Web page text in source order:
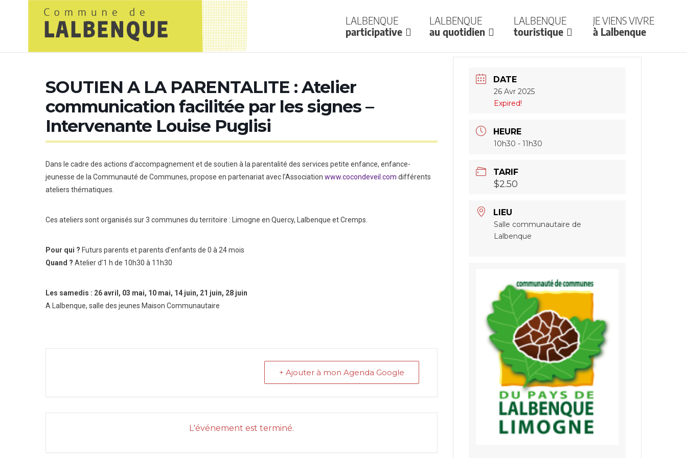
Lalbenque
participative
Lalbenque
au quotidien
Lalbenque
touristique
Je viens vivre
à Lalbenque
SOUTIEN A LA PARENTALITE : Atelier
communication facilitée par les signes –
Intervenante Louise Puglisi
Dans le cadre des actions d’accompagnement et de soutien à la parentalité des services petite enfance, enfance-
jeunesse de la Communauté de Communes, propose en partenariat avec l’Association www.cocondeveil.com différents
ateliers thématiques.
Ces ateliers sont organisés sur 3 communes du territoire : Limogne en Quercy, Lalbenque et Cremps.
Pour qui ? Futurs parents et parents d’enfants de 0 à 24 mois
Quand ? Atelier d’1 h de 10h30 à 11h30
Les samedis : 26 avril, 03 mai, 10 mai, 14 juin, 21 juin, 28 juin
A Lalbenque, salle des jeunes Maison Communautaire
+ Ajouter à mon Agenda Google
L'événement est terminé.
DATE
26 Avr 2025
Expired!
HEURE
10h30 - 11h30
TARIF
$2.50
LIEU
Salle communautaire de
Lalbenque